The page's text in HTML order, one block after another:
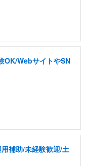
OK/WebサイトやSN
補助/未経験歓迎/土